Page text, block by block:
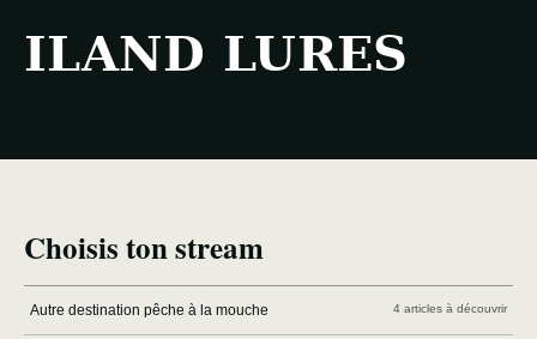
ILAND LURES
Choisis ton stream
Autre destination pêche à la mouche 4 articles à découvrir